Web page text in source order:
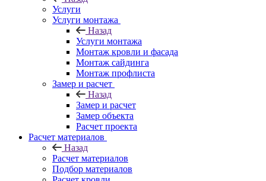
Услуги
Услуги монтажа
Назад
Услуги монтажа
Монтаж кровли и фасада
Монтаж сайдинга
Монтаж профлиста
Замер и расчет
Назад
Замер и расчет
Замер объекта
Расчет проекта
Расчет материалов
Назад
Расчет материалов
Подбор материалов